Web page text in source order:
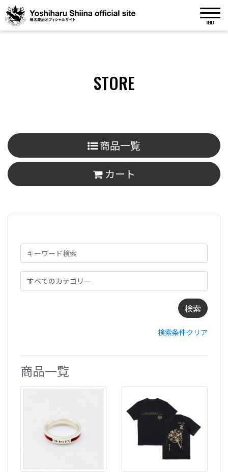
MENU
STORE
商品一覧
カート
検索条件クリア
商品一覧